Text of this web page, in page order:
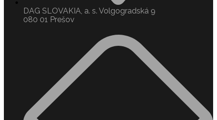
DAG SLOVAKIA, a. s. Volgogradská 9
080 01 Prešov